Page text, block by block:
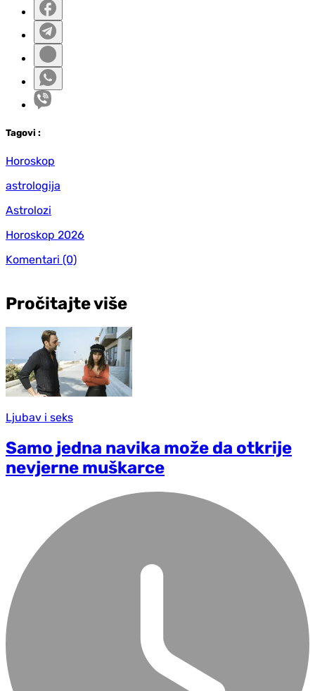
Tagovi :
Horoskop
astrologija
Astrolozi
Horoskop 2026
Komentari (0)
Pročitajte više
Ljubav i seks
Samo jedna navika može da otkrije
nevjerne muškarce